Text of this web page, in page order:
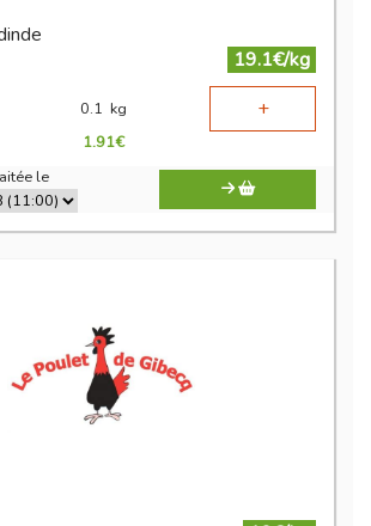
19.1€/kg
0.1 kg +
1.91€
le